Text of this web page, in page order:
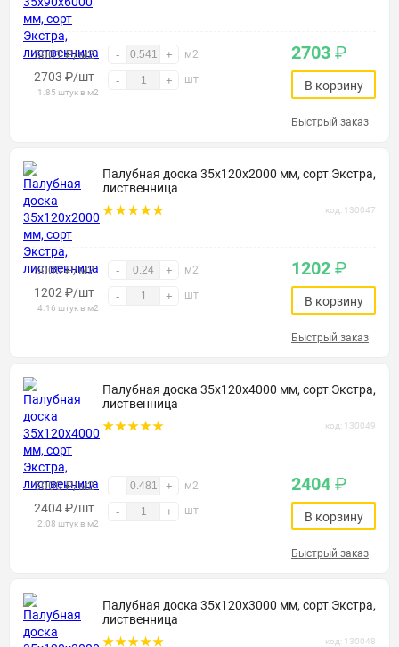
5001 ₽/м2 - + м2
2703 ₽/шт
1.85 штук в м2
- + шт
2703 ₽
В корзину
Быстрый заказ
Палубная доска 35х120х2000 мм, сорт Экстра,
лиственница
код: 130047
5000 ₽/м2 - + м2
1202 ₽/шт
4.16 штук в м2
- + шт
1202 ₽
В корзину
Быстрый заказ
Палубная доска 35х120х4000 мм, сорт Экстра,
лиственница
код: 130049
5000 ₽/м2 - + м2
2404₽/шт
2.08 штук в м2
- + шт
2404 ₽
В корзину
Быстрый заказ
Палубная доска 35х120х3000 мм, сорт Экстра,
лиственница
код: 130048